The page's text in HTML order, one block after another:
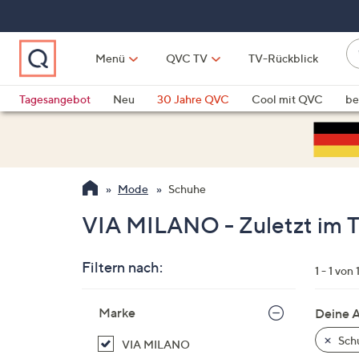
springen
Menü QVC TV TV-Rückblick
Tagesangebot
Neu 30 Jahre QVC Cool mit QVC
Mode Schuhe
VIA MILANO - Zuletzt im
Filtern nach:
Produktliste
Marke
VIA MILANO
1 - 1 von 1
Deine